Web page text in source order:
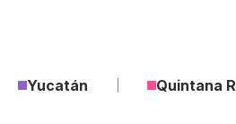
Yucatán Quintana